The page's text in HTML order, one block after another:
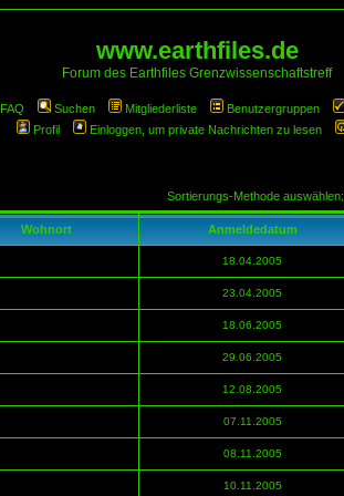
www.earthfiles.de
Forum des Earthfiles Grenzwissenschaftstreff
FAQ Suchen Mitgliederliste Benutzergruppen
Profil
Einloggen, um private Nachrichten zu lesen
Sortierungs-Methode auswählen:
Wohnort Anmeldedatum
18.04.2005
23.04.2005
18.06.2005
29.06.2005
12.08.2005
07.11.2005
08.11.2005
10.11.2005